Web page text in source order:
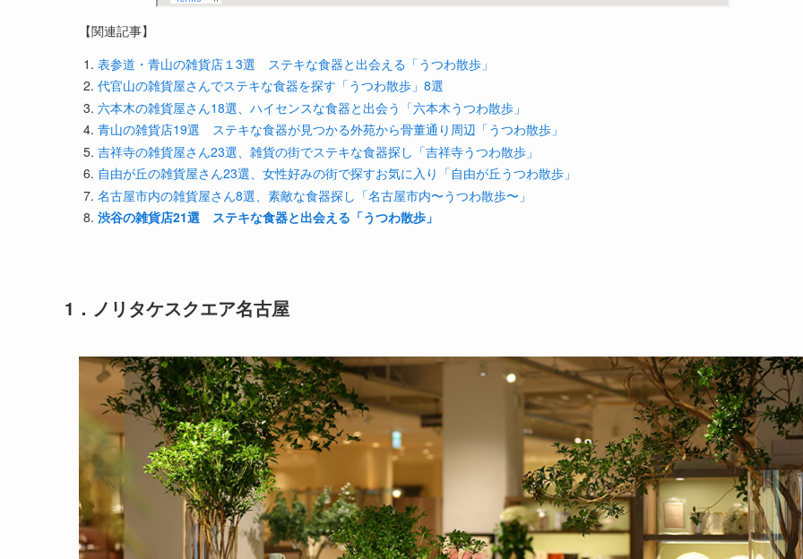
【関連記事】
表参道・青山の雑貨店１3選 ステキな食器と出会える「うつわ散歩」
代官山の雑貨屋さんでステキな食器を探す「うつわ散歩」8選
六本木の雑貨屋さん18選、ハイセンスな食器と出会う「六本木うつわ散歩」
青山の雑貨店19選 ステキな食器が見つかる外苑から骨董通り周辺「うつわ散歩」
吉祥寺の雑貨屋さん23選、雑貨の街でステキな食器探し「吉祥寺うつわ散歩」
自由が丘の雑貨屋さん23選、女性好みの街で探すお気に入り「自由が丘うつわ散歩」
名古屋市内の雑貨屋さん8選、素敵な食器探し「名古屋市内〜うつわ散歩〜」
渋谷の雑貨店21選 ステキな食器と出会える「うつわ散歩」
1．ノリタケスクエア名古屋